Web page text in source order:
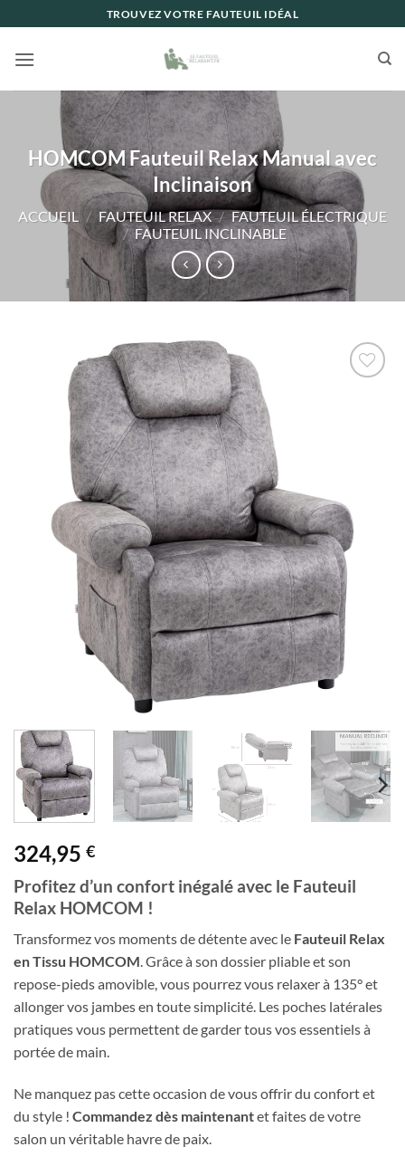
au
contenu
TROUVEZ VOTRE FAUTEUIL IDÉAL
HOMCOM Fauteuil Relax Manual avec
Inclinaison
ACCUEIL / FAUTEUIL RELAX / FAUTEUIL ÉLECTRIQUE
/ FAUTEUIL INCLINABLE
324,95 €
Profitez d’un confort inégalé avec le Fauteuil
Relax HOMCOM !
Transformez vos moments de détente avec le Fauteuil Relax
en Tissu HOMCOM. Grâce à son dossier pliable et son
repose-pieds amovible, vous pourrez vous relaxer à 135° et
allonger vos jambes en toute simplicité. Les poches latérales
pratiques vous permettent de garder tous vos essentiels à
portée de main.
Ne manquez pas cette occasion de vous offrir du confort et
du style ! Commandez dès maintenantet faites de votre
salon un véritable havre de paix.